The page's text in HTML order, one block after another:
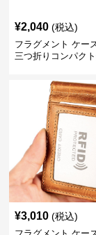
¥2,040 (税込)
フラグメント ケー
三つ折りコンパク
¥3,010 (税込)